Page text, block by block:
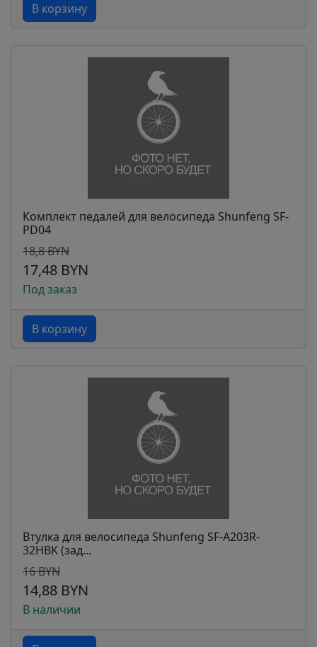
В корзину
Комплект педалей для велосипеда Shunfeng SF-
PD04
18,8 BYN
17,48 BYN
Под заказ
В корзину
Втулка для велосипеда Shunfeng SF-A203R-
32HBK (зад...
16 BYN
14,88 BYN
В наличии